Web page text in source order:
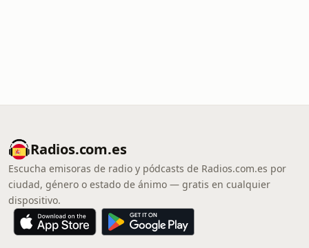
Radios.com.es
Escucha emisoras de radio y pódcasts de Radios.com.es por
ciudad, género o estado de ánimo — gratis en cualquier
dispositivo.